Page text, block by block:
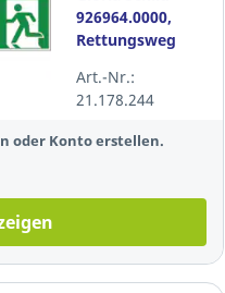
926964.0000,
Rettungsweg
300x150mm,
grün/weiß
Art.-Nr.:
21.178.244
oder Konto erstellen.